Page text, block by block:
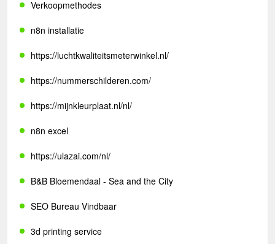
Verkoopmethodes
n8n installatie
https://luchtkwaliteitsmeterwinkel.nl/
https://nummerschilderen.com/
https://mijnkleurplaat.nl/nl/
n8n excel
https://ulazai.com/nl/
B&B Bloemendaal - Sea and the City
SEO Bureau Vindbaar
3d printing service